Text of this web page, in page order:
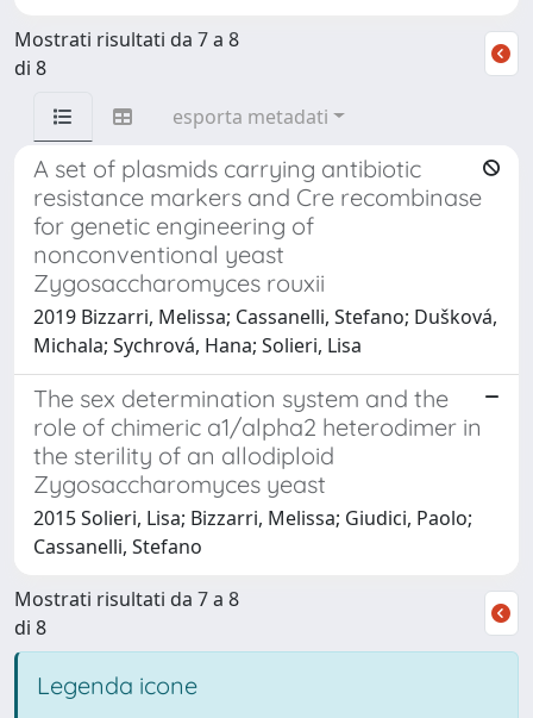
Mostrati risultati da 7 a 8
di 8
esporta metadati
A set of plasmids carrying antibiotic
resistance markers and Cre recombinase
for genetic engineering of
nonconventional yeast
Zygosaccharomyces rouxii
2019 Bizzarri, Melissa; Cassanelli, Stefano; Dušková,
Michala; Sychrová, Hana; Solieri, Lisa
The sex determination system and the
role of chimeric a1/alpha2 heterodimer in
the sterility of an allodiploid
Zygosaccharomyces yeast
2015 Solieri, Lisa; Bizzarri, Melissa; Giudici, Paolo;
Cassanelli, Stefano
Mostrati risultati da 7 a 8
di 8
Legenda icone